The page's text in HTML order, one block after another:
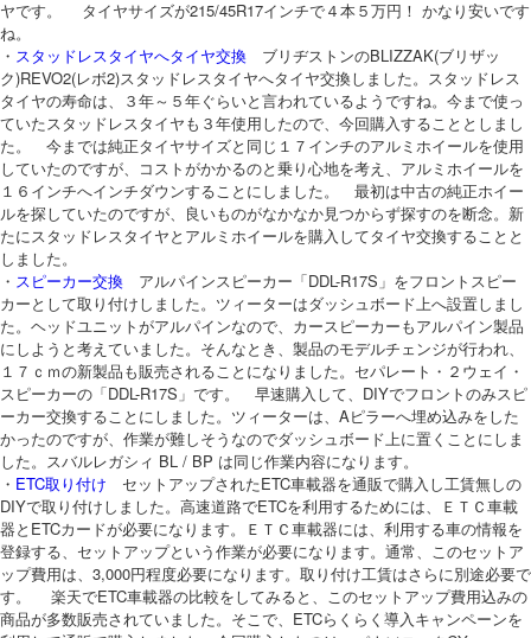
ヤです。 タイヤサイズが215/45R17インチで４本５万円！ かなり安いです
ね。
・ スタッドレスタイヤへタイヤ交換 ブリヂストンのBLIZZAK(ブリザッ
ク)REVO2(レボ2)スタッドレスタイヤへタイヤ交換しました。スタッドレス
タイヤの寿命は、３年～５年ぐらいと言われているようですね。今まで使っ
ていたスタッドレスタイヤも３年使用したので、今回購入することとしまし
た。 今までは純正タイヤサイズと同じ１７インチのアルミホイールを使用
していたのですが、コストがかかるのと乗り心地を考え、アルミホイールを
１６インチへインチダウンすることにしました。 最初は中古の純正ホイー
ルを探していたのですが、良いものがなかなか見つからず探すのを断念。新
たにスタッドレスタイヤとアルミホイールを購入してタイヤ交換することと
しました。
・ スピーカー交換 アルパインスピーカー「DDL-R17S」をフロントスピー
カーとして取り付けしました。ツィーターはダッシュボード上へ設置しまし
た。ヘッドユニットがアルパインなので、カースピーカーもアルパイン製品
にしようと考えていました。そんなとき、製品のモデルチェンジが行われ、
１７ｃｍの新製品も販売されることになりました。セパレート・２ウェイ・
スピーカーの「DDL-R17S」です。 早速購入して、DIYでフロントのみスピ
ーカー交換することにしました。ツィーターは、Aピラーへ埋め込みをした
かったのですが、作業が難しそうなのでダッシュボード上に置くことにしま
した。スバルレガシィ BL / BP は同じ作業内容になります。
・ ETC取り付け セットアップされたETC車載器を通販で購入し工賃無しの
DIYで取り付けしました。高速道路でETCを利用するためには、ＥＴＣ車載
器とETCカードが必要になります。ＥＴＣ車載器には、利用する車の情報を
登録する、セットアップという作業が必要になります。通常、このセットア
ップ費用は、3,000円程度必要になります。取り付け工賃はさらに別途必要で
す。 楽天でETC車載器の比較をしてみると、このセットアップ費用込みの
商品が多数販売されていました。そこで、ETCらくらく導入キャンペーンを